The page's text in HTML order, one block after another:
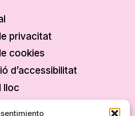
privacitat
cookies
d’accessibilitat
lloc